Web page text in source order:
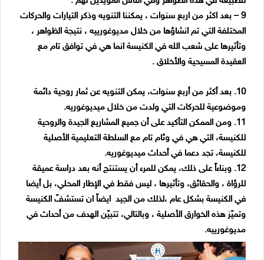
9 – بعد اكثر من اربع سنوات ، يمكننا التنويه وذكر التيارات والحركات
المختلفة التي تم انشاؤها من خلال مديوغورييه ، نتيجة الظواهر ،
وتأثيرها على شعب الله في الكنيسة انما هي في توافق تام مع
العقيدة المسيحية والأخلاق .
10. بعد أكثر من أربع سنوات، يمكن التنويه عن ثمار روحية دائمة
وموضوعية للحركات التي ولدت من خلال ميديوغوريه.
11. ومن الممكن التأكيد على أن جميع المشاريع الجيدة والروحية
للكنيسة، التي هي في وئام تام مع السلطة التعليمية الأصلية
للكنيسة، تجد دعما في أحداث ميديوغوريه.
12. وبناءاً على ذلك، يمكن للمرء أن يستنتج أنه بعد دراسة عميقة
للرؤاة ، والحقائق، وتأثيرها ، ليس فقط في الإطار المحلي، بل أيضا
في الكنيسة بشكل عام ،لذلك من الجيد ايضاً ان تستشفّ الكنيسة
وتميّز هذه الخوارق الأصلية ، وبالتالي، تتبيّن الهدف من أحداث في
مديوغورييه.